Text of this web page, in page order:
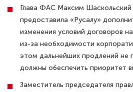
Глава ФАС Максим
предоставила «Русалу»
изменения условий договоров
из-за необходимости
этом дальнейших продлений не
должны обеспечить приоритет
Заместитель председателя